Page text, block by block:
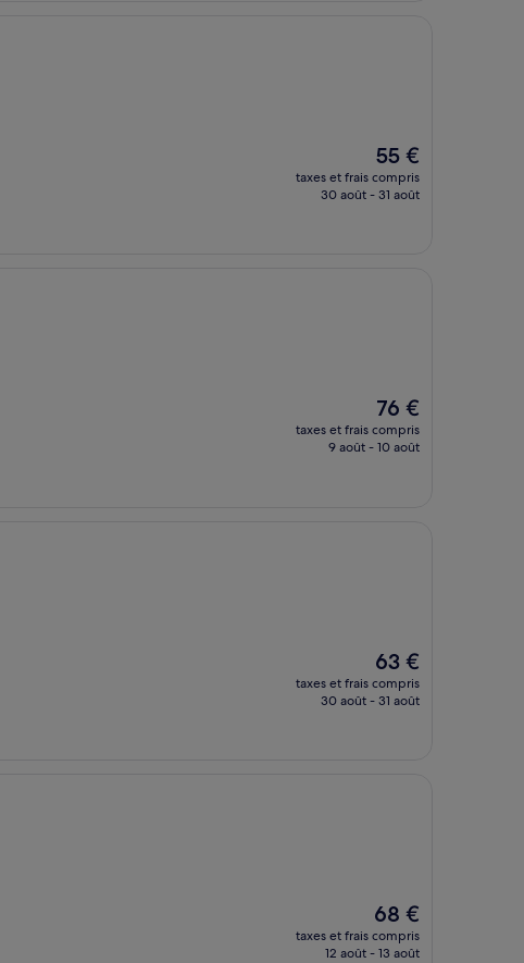
Le
nouveau
prix
55 €
taxes et frais compris
30 août - 31 août
Le
nouveau
prix
76 €
taxes et frais compris
9 août - 10 août
Le
nouveau
prix
63 €
taxes et frais compris
30 août - 31 août
Le
nouveau
prix
68 €
taxes et frais compris
12 août - 13 août